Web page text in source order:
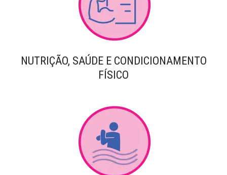
NUTRIÇÃO, SAÚDE E CONDICIONAMENTO
FÍSICO